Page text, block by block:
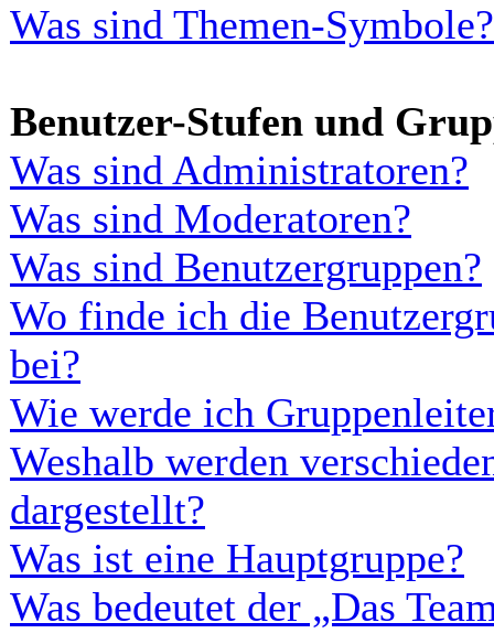
Was sind Themen-Symbole?
Benutzer-Stufen und
Was sind Administratoren?
Was sind Moderatoren?
Was sind Benutzergruppen?
Wo finde ich die
bei?
Wie werde ich
Weshalb werden
dargestellt?
Was ist eine Hauptgruppe?
Was bedeutet der „Das